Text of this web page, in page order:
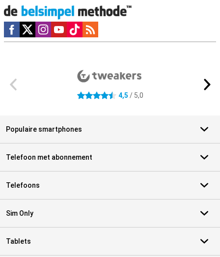
Social media
4.5 sterren 4,5 / 5,0
Populaire smartphones
Telefoon met abonnement
Telefoons
Sim Only
Tablets